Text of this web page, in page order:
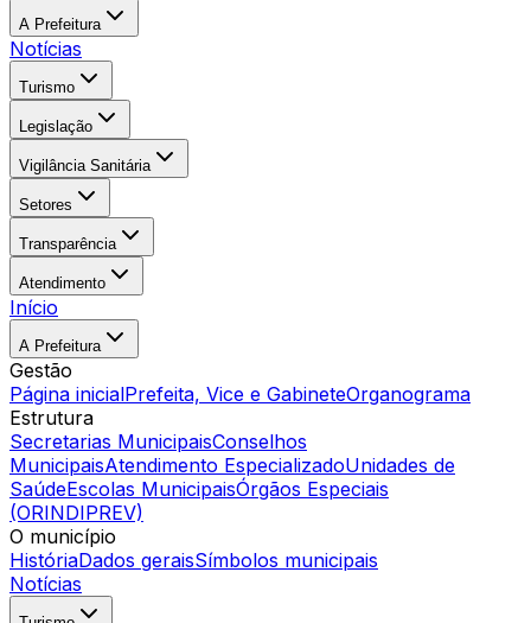
A Prefeitura
Notícias
Turismo
Legislação
Vigilância Sanitária
Setores
Transparência
Atendimento
Início
A Prefeitura
Gestão
Página inicialPrefeita, Vice e GabineteOrganograma
Estrutura
Secretarias MunicipaisConselhos
MunicipaisAtendimento EspecializadoUnidades de
SaúdeEscolas MunicipaisÓrgãos Especiais
(ORINDIPREV)
O município
HistóriaDados geraisSímbolos municipais
Notícias